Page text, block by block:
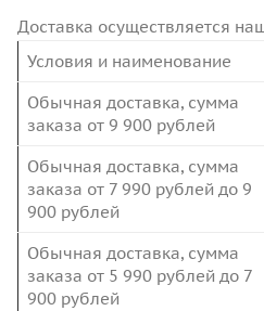
Доставка осуществляется
Условия и наименование
Обычная доставка, сумма
заказа от 9 900 рублей
Обычная доставка, сумма
заказа от 7 990 рублей до 9
900 рублей
Обычная доставка, сумма
заказа от 5 990 рублей до 7
900 рублей